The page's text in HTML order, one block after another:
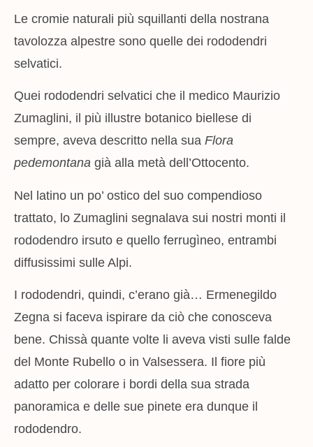
Le cromie naturali più squillanti della nostrana
tavolozza alpestre sono quelle dei rododendri
selvatici.
Quei rododendri selvatici che il medico Maurizio
Zumaglini, il più illustre botanico biellese di
sempre, aveva descritto nella sua Flora
pedemontana già alla metà dell’Ottocento.
Nel latino un po’ ostico del suo compendioso
trattato, lo Zumaglini segnalava sui nostri monti il
rododendro irsuto e quello ferrugìneo, entrambi
diffusissimi sulle Alpi.
I rododendri, quindi, c’erano già… Ermenegildo
Zegna si faceva ispirare da ciò che conosceva
bene. Chissà quante volte li aveva visti sulle falde
del Monte Rubello o in Valsessera. Il fiore più
adatto per colorare i bordi della sua strada
panoramica e delle sue pinete era dunque il
rododendro.